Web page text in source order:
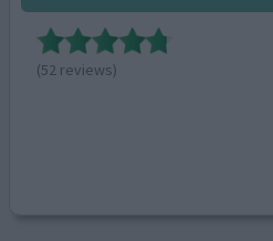
(52 reviews)